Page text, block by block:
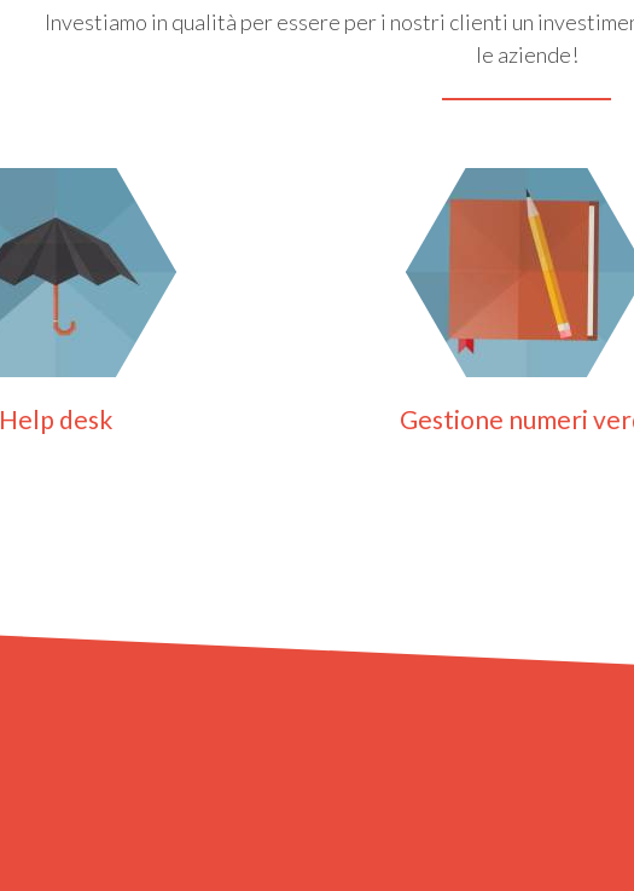
Investiamo in qualità per essere per i nostri clienti un
le aziende!
Help desk Gestione numeri